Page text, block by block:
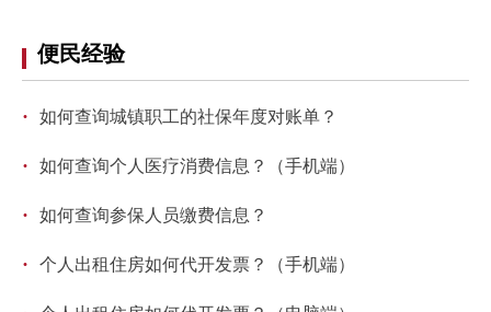
ITALIANO
便民经验
· 如何查询城镇职工的社保年度对账单？
· 如何查询个人医疗消费信息？（手机端）
· 如何查询参保人员缴费信息？
· 个人出租住房如何代开发票？（手机端）